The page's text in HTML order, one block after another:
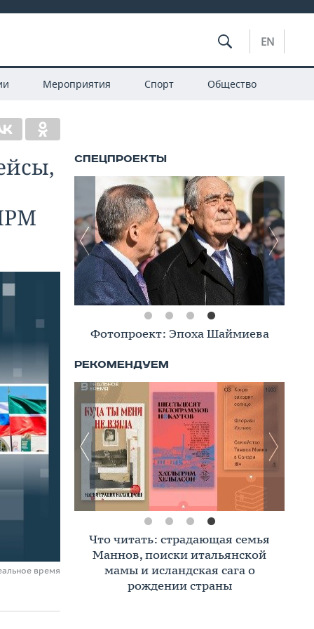
EN
Мероприятия Спорт Общество
время
Фотопроект: Эпоха Шаймиева
Что читать: страдающая семья
Маннов, поиски итальянской
мамы и исландская сага о
рождении страны